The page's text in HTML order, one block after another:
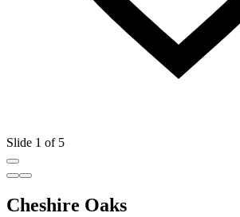
Slide 1 of 5
Cheshire Oaks